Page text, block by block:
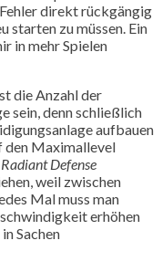
direkt rückgängig
starten zu müssen. Ein
in mehr Spielen
die Anzahl der
sein, denn schließlich
aufbauen
den Maximallevel
Radiant Defense
weil zwischen
Mal muss man
erhöhen
Sachen